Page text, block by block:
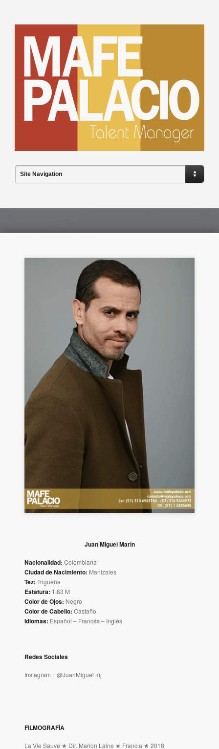
Site Navigation
Juan Miguel Marín
Nacionalidad: Colombiana
Ciudad de Nacimiento: Manizales
Tez: Trigueña
Estatura: 1.83 M
Color de Ojos: Negro
Color de Cabello: Castaño
Idiomas: Español – Francés – Inglés
Redes Sociales
Instagram : @JuanMiguel mj
FILMOGRAFÍA
La Vie Sauve ★ Dir. Marion Laine ★ Francia ★ 2018